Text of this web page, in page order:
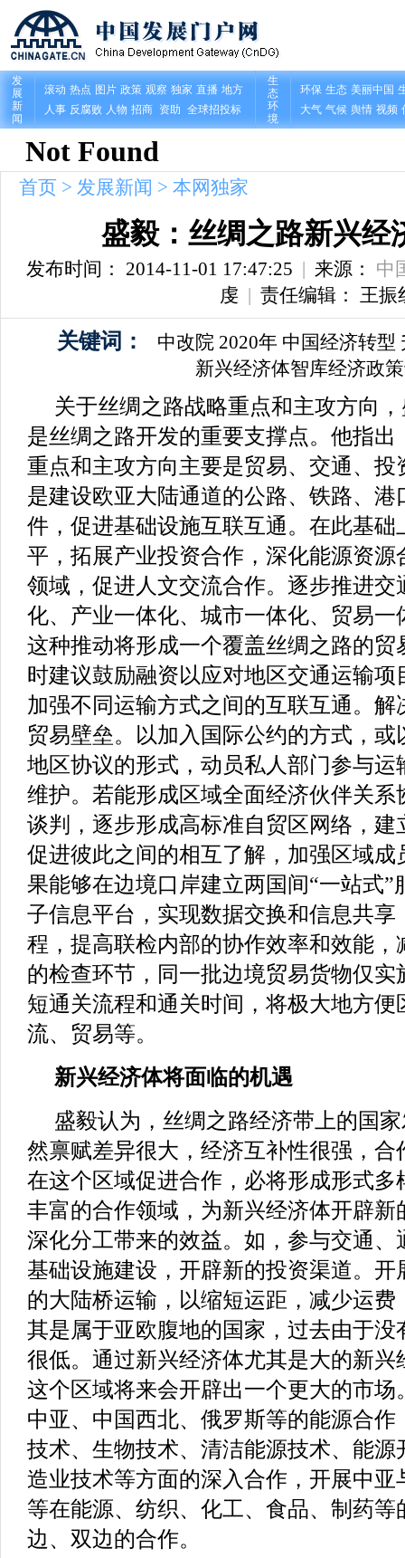
首页 > 发展新闻 > 本网独家
盛毅：丝绸之路新兴经
发布时间： 2014-11-01 17:47:25 | 来源： 中
虔 | 责任编辑： 王振
关键词： 中改院 2020年 中国经济转型
新兴经济体智库经济政
关于丝绸之路战略重点和主攻方向
是丝绸之路开发的重要支撑点。他指
重点和主攻方向主要是贸易、交通、投
是建设欧亚大陆通道的公路、铁路、
件，促进基础设施互联互通。在此基础
平，拓展产业投资合作，深化能源资源
领域，促进人文交流合作。逐步推进交
化、产业一体化、城市一体化、贸易一
这种推动将形成一个覆盖丝绸之路的贸
时建议鼓励融资以应对地区交通运输
加强不同运输方式之间的互联互通。
贸易壁垒。以加入国际公约的方式，
地区协议的形式，动员私人部门参与运
维护。若能形成区域全面经济伙伴关系
谈判，逐步形成高标准自贸区网络，建
促进彼此之间的相互了解，加强区域成
果能够在边境口岸建立两国间“一站式”
子信息平台，实现数据交换和信息共享
程，提高联检内部的协作效率和效能，
的检查环节，同一批边境贸易货物仅
短通关流程和通关时间，将极大地方便
流、贸易等。
新兴经济体将面临的机遇
盛毅认为，丝绸之路经济带上的国
然禀赋差异很大，经济互补性很强，合
在这个区域促进合作，必将形成形式多
丰富的合作领域，为新兴经济体开辟新
深化分工带来的效益。如，参与交通、
基础设施建设，开辟新的投资渠道。
的大陆桥运输，以缩短运距，减少运
其是属于亚欧腹地的国家，过去由于没
很低。通过新兴经济体尤其是大的新兴
这个区域将来会开辟出一个更大的市场
中亚、中国西北、俄罗斯等的能源合
技术、生物技术、清洁能源技术、能源
造业技术等方面的深入合作，开展中亚
等在能源、纺织、化工、食品、制药等
边、双边的合作。